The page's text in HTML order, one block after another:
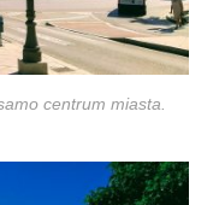
centrum miasta.